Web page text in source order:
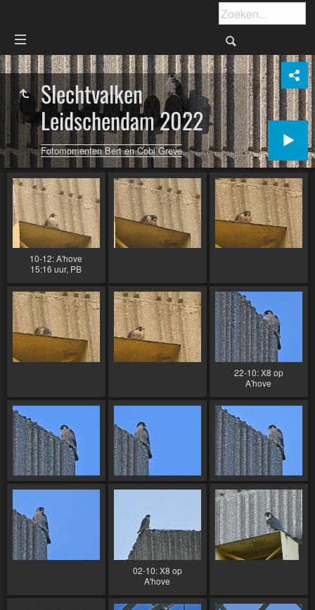
Slechtvalken
Leidschendam 2022
Fotomomenten Bert en Cobi Greve
10-12: A'hove
15:16 uur, PB
22-10: X8 op
A'hove
02-10: X8 op
A'hove